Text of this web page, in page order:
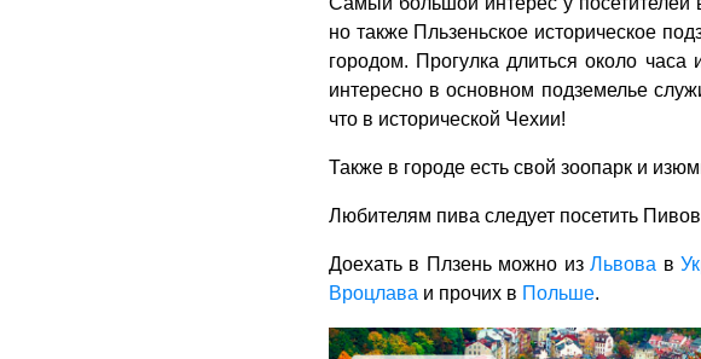
но также Пльзеньское историческое
городом. Прогулка длиться около
интересно в основном подземелье
что в исторической Чехии!
Также в городе есть свой зоопарк и
Любителям пива следует посетить
Доехать в Плзень можно изЛьвова в
Вроцлава и прочих в Польше.